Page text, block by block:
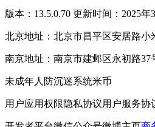
版本：13.5.0.70 更新时间：2025年
北京地址：北京市昌平区安居路小
南京地址：南京市建邺区永初路37
未成年人防沉迷系统米币
用户应用权限隐私协议用户服务协